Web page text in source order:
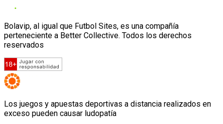
Bolavip, al igual que Futbol Sites, es una compañía
perteneciente a Better Collective. Todos los derechos
reservados
Los juegos y apuestas deportivas a distancia realizados en
exceso pueden causar ludopatía